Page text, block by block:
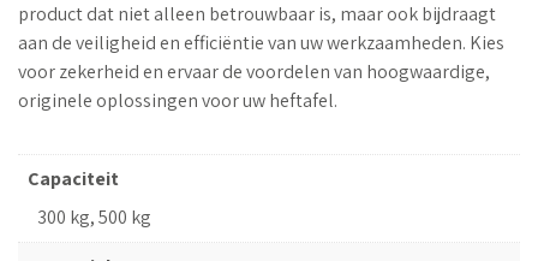
product dat niet alleen betrouwbaar is, maar ook bijdraagt
aan de veiligheid en efficiëntie van uw werkzaamheden. Kies
voor zekerheid en ervaar de voordelen van hoogwaardige,
originele oplossingen voor uw heftafel.
Capaciteit
300 kg, 500 kg